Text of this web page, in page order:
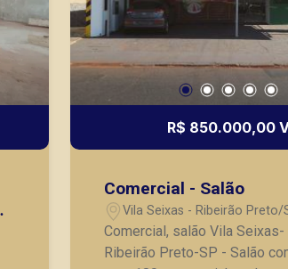
R$ 850.000,00
Comercial - Salão
Vila Seixas - Ribeirão Preto/
Comercial, salão Vila Seixas-
Ribeirão Preto-SP - Salão comercial